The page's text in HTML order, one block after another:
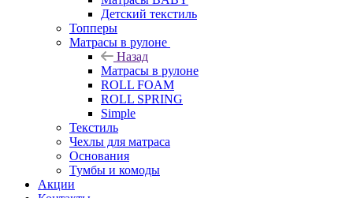
Детский текстиль
Топперы
Матрасы в рулоне
Назад
Матрасы в рулоне
ROLL FOAM
ROLL SPRING
Simple
Текстиль
Чехлы для матраса
Основания
Тумбы и комоды
Акции